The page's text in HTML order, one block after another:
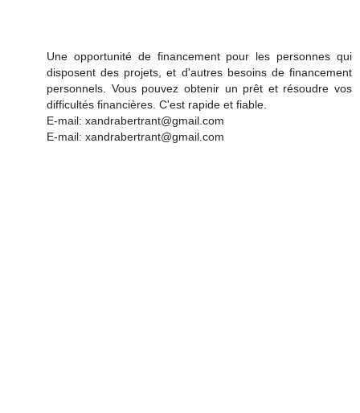
Une opportunité de financement pour les personnes qui
disposent des projets, et d'autres besoins de financement
personnels. Vous pouvez obtenir un prêt et résoudre vos
difficultés financières. C'est rapide et fiable.
E-mail: xandrabertrant@gmail.com
E-mail: xandrabertrant@gmail.com